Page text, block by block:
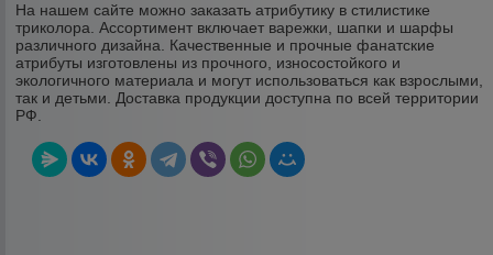
На нашем сайте можно заказать атрибутику в стилистике
триколора. Ассортимент включает варежки, шапки и шарфы
различного дизайна. Качественные и прочные фанатские
атрибуты изготовлены из прочного, износостойкого и
экологичного материала и могут использоваться как взрослыми,
так и детьми. Доставка продукции доступна по всей территории
РФ.